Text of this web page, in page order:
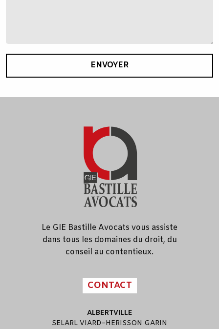
ENVOYER
Le GIE Bastille Avocats vous assiste
dans tous les domaines du droit, du
conseil au contentieux.
CONTACT
ALBERTVILLE
SELARL VIARD–HERISSON GARIN